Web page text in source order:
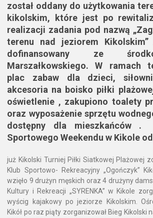
został oddany do użytkowania
kikolskim, które jest po
realizacji zadania pod nazwą
terenu nad jeziorem
dofinansowany ze
Marszałkowskiego. W ramach
plac zabaw dla dzieci,
akcesoria na boisko piłki
oświetlenie , zakupiono toalety
oraz wyposażenie sprzętu
dostępny dla mieszkańców
Sportowego Weekendu w Kikole
już Kikolski Turniej Piłki Siatkowej Plażowej
Klub Sportowo- Rekreacyjny „Ogończyk”
wzięło 9 drużyn męskich oraz 4 drużyny
Kultury i Rekreacji „SYRENKA” w Kikole
wyścig kajakowy po jeziorze Kikolskim.
Kikół po raz piąty zorganizował Bieg Kikolski